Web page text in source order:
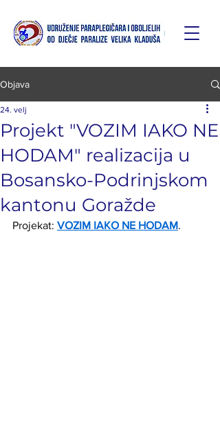
Objava
Projekt "VOZIM IAKO NE
HODAM" realizacija u
Bosansko-Podrinjskom
kantonu Goražde
24. velj
Projekat: VOZIM IAKO NE HODAM.